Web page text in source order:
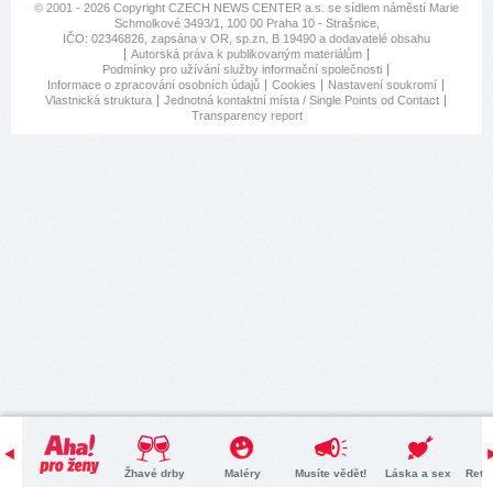
Žhavé drby Maléry Musíte vědět! Láska a sex
© 2001 - 2026 Copyright CZECH NEWS CENTER a.s. se sídlem náměstí Marie
Schmolkové 3493/1, 100 00 Praha 10 - Strašnice,
IČO: 02346826, zapsána v OR, sp.zn. B 19490 a dodavatelé obsahu
Autorská práva k publikovaným materiálům
Podmínky pro užívání služby informační společnosti
Informace o zpracování osobních údajů
Cookies
Nastavení soukromí
Vlastnická struktura
Jednotná kontaktní místa / Single Points od Contact
Transparency report